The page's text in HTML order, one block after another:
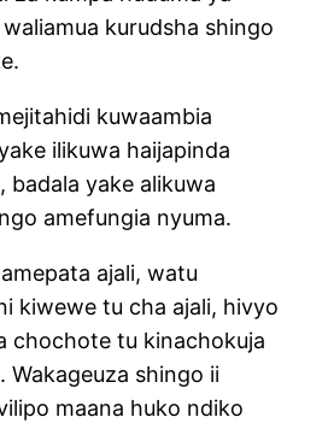
kurudsha shingo
kuwaambia
ilikuwa haijapinda
badala yake alikuwa
amefungia nyuma.
ajali, watu
kiwewe tu cha ajali, hivyo
chochote tu kinachokuja
Wakageuza shingo ii
maana huko ndiko